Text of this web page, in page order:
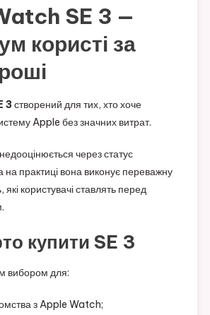
SE 3 —
користі за
3 створений для тих, хто хоче
Apple без значних витрат.
через статус
на практиці вона виконує переважну
які користувачі ставлять перед
купити SE 3
вибором для:
з Apple Watch;